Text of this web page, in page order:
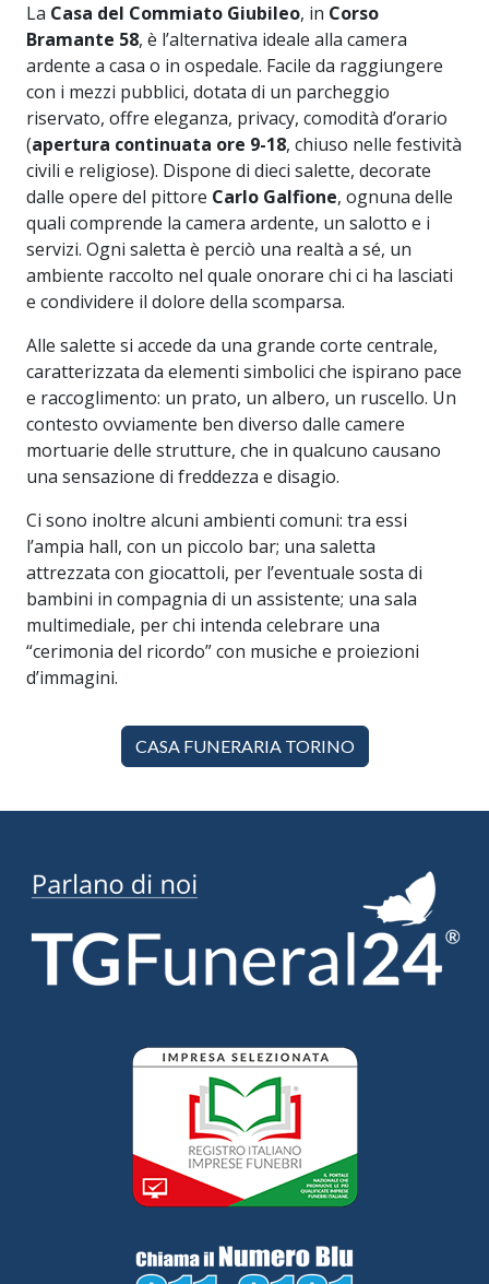
La Casa del Commiato Giubileo, in Corso
Bramante 58, è l’alternativa ideale alla camera
ardente a casa o in ospedale. Facile da raggiungere
con i mezzi pubblici, dotata di un parcheggio
riservato, offre eleganza, privacy, comodità d’orario
(apertura continuata ore 9-18, chiuso nelle festività
civili e religiose). Dispone di dieci salette, decorate
dalle opere del pittore Carlo Galfione, ognuna delle
quali comprende la camera ardente, un salotto e i
servizi. Ogni saletta è perciò una realtà a sé, un
ambiente raccolto nel quale onorare chi ci ha lasciati
e condividere il dolore della scomparsa.
Alle salette si accede da una grande corte centrale,
caratterizzata da elementi simbolici che ispirano pace
e raccoglimento: un prato, un albero, un ruscello. Un
contesto ovviamente ben diverso dalle camere
mortuarie delle strutture, che in qualcuno causano
una sensazione di freddezza e disagio.
Ci sono inoltre alcuni ambienti comuni: tra essi
l’ampia hall, con un piccolo bar; una saletta
attrezzata con giocattoli, per l’eventuale sosta di
bambini in compagnia di un assistente; una sala
multimediale, per chi intenda celebrare una
“cerimonia del ricordo” con musiche e proiezioni
d’immagini.
CASA FUNERARIA TORINO